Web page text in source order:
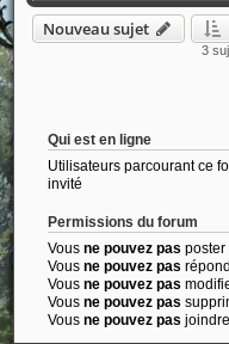
Nouveau sujet
3
Qui est en ligne
Utilisateurs parcourant ce
invité
Permissions du forum
Vous ne pouvez pas poster
Vous ne pouvez pas
Vous ne pouvez pas
Vous ne pouvez pas
Vous ne pouvez pas